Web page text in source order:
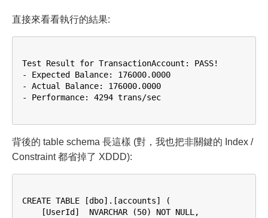
直接來看看執行的結果:
Test Result for TransactionAccount: PASS!
- Expected Balance: 176000.0000
- Actual Balance: 176000.0000
- Performance: 4294 trans/sec
背後的 table schema 長這樣 (對，我也把非關鍵的 Index /
Constraint 都省掉了 XDDD):
CREATE TABLE [dbo].[accounts] (
    [UserId]  NVARCHAR (50) NOT NULL,